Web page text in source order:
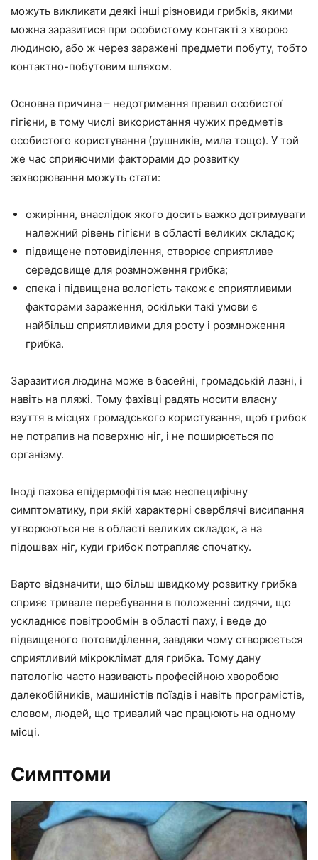
можуть викликати деякі інші різновиди грибків, якими
можна заразитися при особистому контакті з хворою
людиною, або ж через заражені предмети побуту, тобто
контактно-побутовим шляхом.
Основна причина – недотримання правил особистої
гігієни, в тому числі використання чужих предметів
особистого користування (рушників, мила тощо). У той
же час сприяючими факторами до розвитку
захворювання можуть стати:
ожиріння, внаслідок якого досить важко дотримувати
належний рівень гігієни в області великих складок;
підвищене потовиділення, створює сприятливе
середовище для розмноження грибка;
спека і підвищена вологість також є сприятливими
факторами зараження, оскільки такі умови є
найбільш сприятливими для росту і розмноження
грибка.
Заразитися людина може в басейні, громадській лазні, і
навіть на пляжі. Тому фахівці радять носити власну
взуття в місцях громадського користування, щоб грибок
не потрапив на поверхню ніг, і не поширюється по
організму.
Іноді пахова епідермофітія має неспецифічну
симптоматику, при якій характерні сверблячі висипання
утворюються не в області великих складок, а на
підошвах ніг, куди грибок потрапляє спочатку.
Варто відзначити, що більш швидкому розвитку грибка
сприяє тривале перебування в положенні сидячи, що
ускладнює повітрообмін в області паху, і веде до
підвищеного потовиділення, завдяки чому створюється
сприятливий мікроклімат для грибка. Тому дану
патологію часто називають професійною хворобою
далекобійників, машиністів поїздів і навіть програмістів,
словом, людей, що тривалий час працюють на одному
місці.
Симптоми